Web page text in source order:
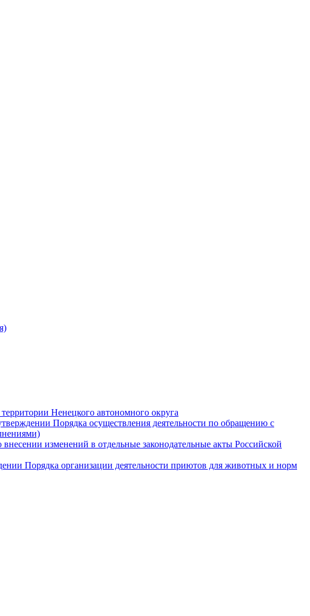
Ненецкого автономного округа
Порядка осуществления деятельности по обращению с
изменений в отдельные законодательные акты Российской
Порядка организации деятельности приютов для животных и норм